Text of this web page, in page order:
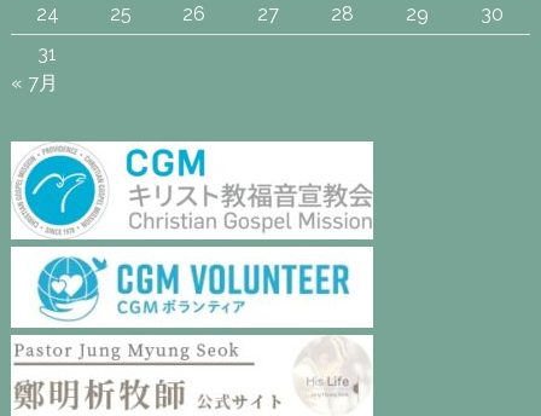
24
25 26 27 28 29
30
31
« 7月